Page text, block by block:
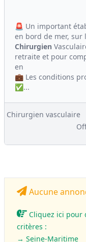
🚨 Un important
en bord de mer, sur
Chirurgien
retraite et pour
en
💼 Les conditions
✅...
Chirurgien vasculaire
Aucune
Cliquez ici pour
critères :
→ Seine-Maritime